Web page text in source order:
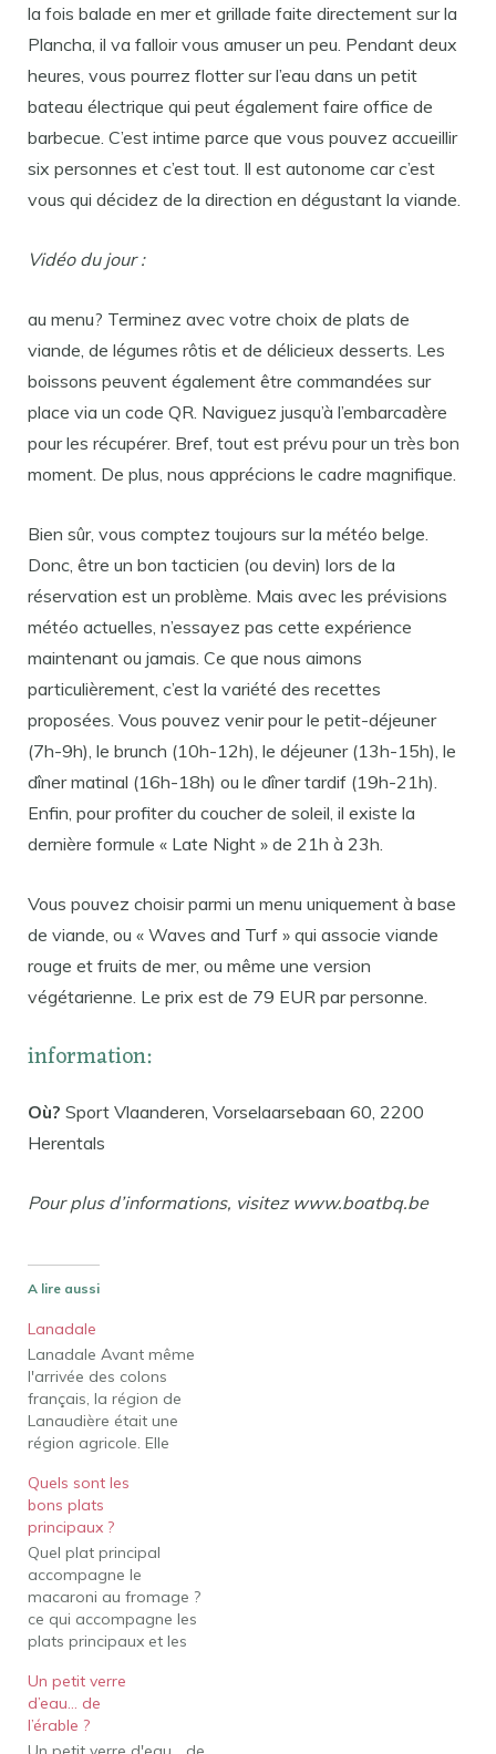
la fois balade en mer et grillade faite directement sur la
Plancha, il va falloir vous amuser un peu. Pendant deux
heures, vous pourrez flotter sur l’eau dans un petit
bateau électrique qui peut également faire office de
barbecue. C’est intime parce que vous pouvez accueillir
six personnes et c’est tout. Il est autonome car c’est
vous qui décidez de la direction en dégustant la viande.
Vidéo du jour :
au menu? Terminez avec votre choix de plats de
viande, de légumes rôtis et de délicieux desserts. Les
boissons peuvent également être commandées sur
place via un code QR. Naviguez jusqu’à l’embarcadère
pour les récupérer. Bref, tout est prévu pour un très bon
moment. De plus, nous apprécions le cadre magnifique.
Bien sûr, vous comptez toujours sur la météo belge.
Donc, être un bon tacticien (ou devin) lors de la
réservation est un problème. Mais avec les prévisions
météo actuelles, n’essayez pas cette expérience
maintenant ou jamais. Ce que nous aimons
particulièrement, c’est la variété des recettes
proposées. Vous pouvez venir pour le petit-déjeuner
(7h-9h), le brunch (10h-12h), le déjeuner (13h-15h), le
dîner matinal (16h-18h) ou le dîner tardif (19h-21h).
Enfin, pour profiter du coucher de soleil, il existe la
dernière formule « Late Night » de 21h à 23h.
Vous pouvez choisir parmi un menu uniquement à base
de viande, ou « Waves and Turf » qui associe viande
rouge et fruits de mer, ou même une version
végétarienne. Le prix est de 79 EUR par personne.
information:
Où? Sport Vlaanderen, Vorselaarsebaan 60, 2200
Herentals
Pour plus d’informations, visitez www.boatbq.be
A lire aussi
Lanadale
Lanadale Avant même
l'arrivée des colons
français, la région de
Lanaudière était une
région agricole. Elle
régions agricoles les plus
riches du Québec. Pour la
découvrir, empruntez
l'une des six routes
gourmandes, dites
routes de campagne. Au
programme : visites
guidées de la ferme,
produits…
Quels sont les
bons plats
principaux ?
Quel plat principal
accompagne le
macaroni au fromage ?
ce qui accompagne les
plats principaux et les
macaroni au fromage
Pain de viande. Poulet ou
porc effiloché BBQ.
Un petit verre
d’eau… de
l’érable ?